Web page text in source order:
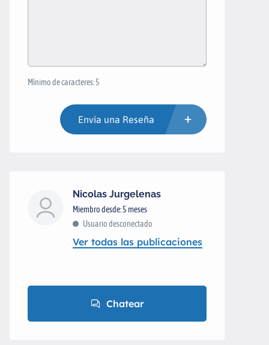
Mínimo de caracteres: 5
Envía una Reseña
Nicolas Jurgelenas
Miembro desde: 5 meses
Usuario desconectado
Ver todas las publicaciones
Chatear